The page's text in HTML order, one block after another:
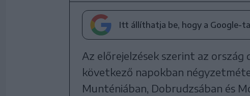
Itt állíthatja be, hogy a Google-
Az előrejelzések szerint az
következő napokban
Munténiában, Dobrudzsában és